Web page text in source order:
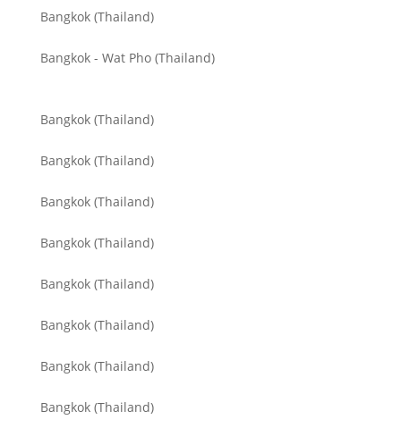
Bangkok (Thailand)
Bangkok - Wat Pho (Thailand)
Bangkok (Thailand)
Bangkok (Thailand)
Bangkok (Thailand)
Bangkok (Thailand)
Bangkok (Thailand)
Bangkok (Thailand)
Bangkok (Thailand)
Bangkok (Thailand)